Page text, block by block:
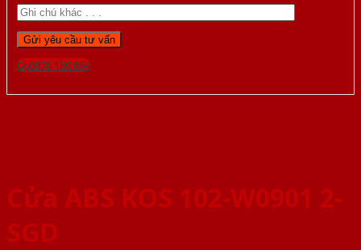
Gọi 0976.169.864
Cửa ABS KOS 102-W0901 2-
SGD